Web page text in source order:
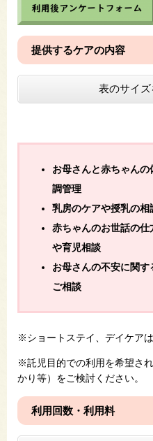
提供するケアの内容
表のサイ
お母さんと赤ちゃんの
調管理
乳房のケアや授乳の相
赤ちゃんのお世話の仕
や育児相談
お母さんの不安に関す
ご相談
※ショートステイ、デイケア
※託児目的での利用を希望さ
かり等）をご検討ください。
利用回数・利用料